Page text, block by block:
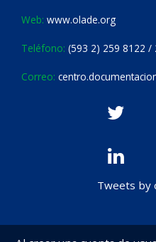
Web: www.olade.org
Teléfono: (593 2) 259 8122 /
Correo:
Tweets by